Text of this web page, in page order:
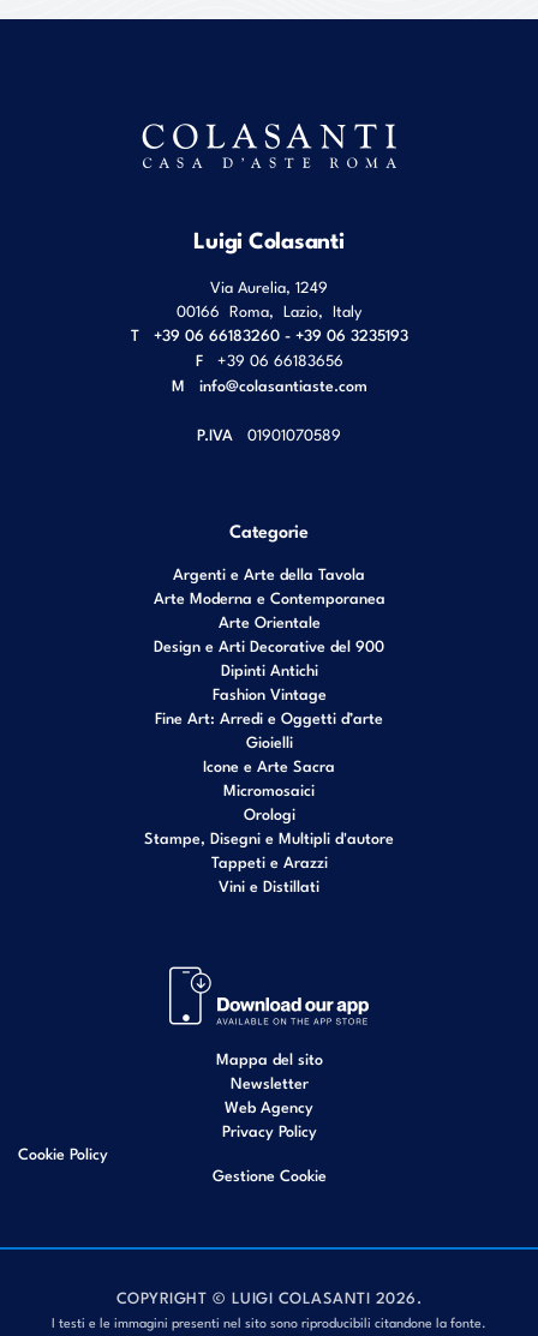
Luigi Colasanti
Via Aurelia, 1249
00166 Roma, Lazio, Italy
T
+39 06 66183260 - +39 06 3235193
F
+39 06 66183656
M info@colasantiaste.com
P.IVA 01901070589
Categorie
Argenti e Arte della Tavola
Arte Moderna e Contemporanea
Arte Orientale
Design e Arti Decorative del 900
Dipinti Antichi
Fashion Vintage
Fine Art: Arredi e Oggetti d’arte
Gioielli
Icone e Arte Sacra
Micromosaici
Orologi
Stampe, Disegni e Multipli d'autore
Tappeti e Arazzi
Vini e Distillati
Mappa del sito
Newsletter
Web Agency
Privacy Policy
Cookie Policy
Gestione Cookie
COPYRIGHT © LUIGI COLASANTI 2026.
I testi e le immagini presenti nel sito sono riproducibili citandone la fonte.